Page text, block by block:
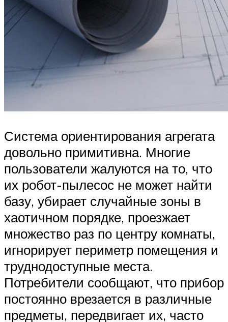
Система ориентирования агрегата
довольно примитивна. Многие
пользователи жалуются на то, что
их робот-пылесос не может найти
базу, убирает случайные зоны в
хаотичном порядке, проезжает
множество раз по центру комнаты,
игнорирует периметр помещения и
труднодоступные места.
Потребители сообщают, что прибор
постоянно врезается в различные
предметы, передвигает их, часто